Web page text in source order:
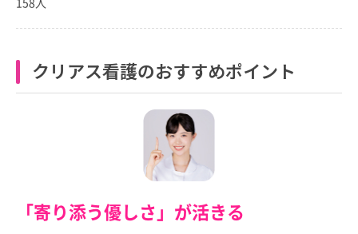
クリアス看護のおすすめポイント
「寄り添う優しさ」が活きる